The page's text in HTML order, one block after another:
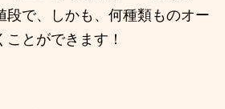
段で、しかも、何種類ものオー
とができます！